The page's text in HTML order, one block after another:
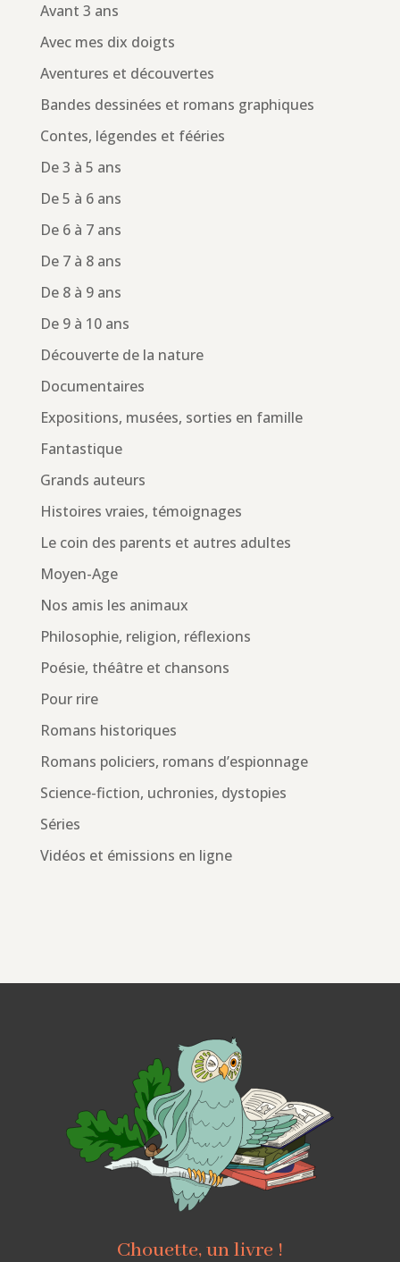
Avant 3 ans
Avec mes dix doigts
Aventures et découvertes
Bandes dessinées et romans graphiques
Contes, légendes et fééries
De 3 à 5 ans
De 5 à 6 ans
De 6 à 7 ans
De 7 à 8 ans
De 8 à 9 ans
De 9 à 10 ans
Découverte de la nature
Documentaires
Expositions, musées, sorties en famille
Fantastique
Grands auteurs
Histoires vraies, témoignages
Le coin des parents et autres adultes
Moyen-Age
Nos amis les animaux
Philosophie, religion, réflexions
Poésie, théâtre et chansons
Pour rire
Romans historiques
Romans policiers, romans d’espionnage
Science-fiction, uchronies, dystopies
Séries
Vidéos et émissions en ligne
Chouette, un livre !